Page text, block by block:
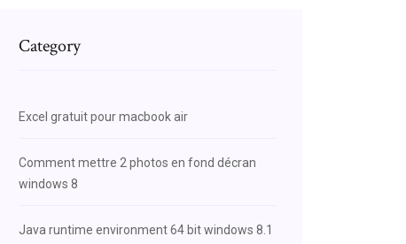
Category
Excel gratuit pour macbook air
Comment mettre 2 photos en fond décran
windows 8
Java runtime environment 64 bit windows 8.1